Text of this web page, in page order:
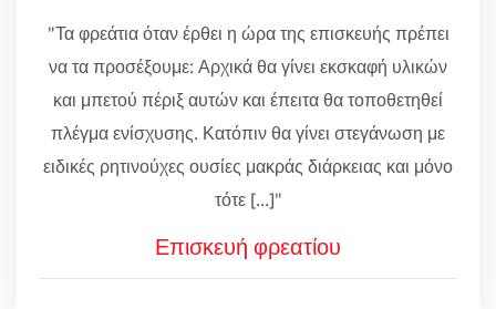
"Τα φρεάτια όταν έρθει η ώρα της επισκευής πρέπει
να τα προσέξουμε: Αρχικά θα γίνει εκσκαφή υλικών
και μπετού πέριξ αυτών και έπειτα θα τοποθετηθεί
πλέγμα ενίσχυσης. Κατόπιν θα γίνει στεγάνωση με
ειδικές ρητινούχες ουσίες μακράς διάρκειας και μόνο
τότε [...]"
Επισκευή φρεατίου